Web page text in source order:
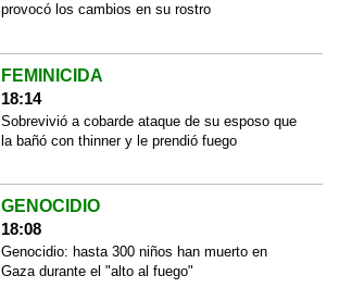
provocó los cambios en su rostro
FEMINICIDA
18:14
Sobrevivió a cobarde ataque de su esposo que
la bañó con thinner y le prendió fuego
GENOCIDIO
18:08
Genocidio: hasta 300 niños han muerto en
Gaza durante el "alto al fuego"